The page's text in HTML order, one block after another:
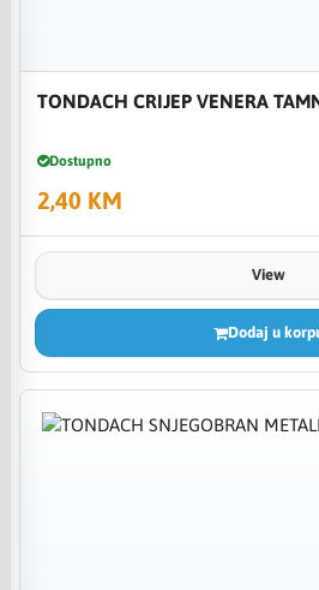
TONDACH CRIJEP VENERA
Dostupno
2,40 KM
View
Dodaj u